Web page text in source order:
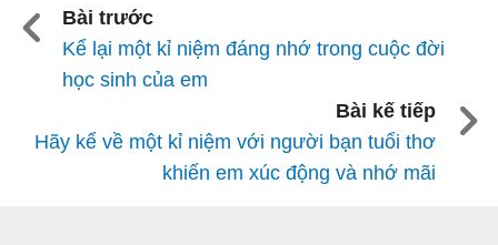
Bài trước
Kể lại một kỉ niệm đáng nhớ trong cuộc đời
học sinh của em
Bài kế tiếp
Hãy kể về một kỉ niệm với người bạn tuổi thơ
khiến em xúc động và nhớ mãi